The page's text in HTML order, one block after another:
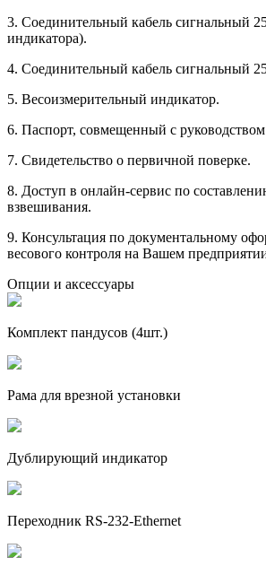
3. Соединительный кабель сигнальный
индикатора).
4. Соединительный кабель сигнальный
5. Весоизмерительный индикатор.
6. Паспорт, совмещенный с
7. Свидетельство о первичной поверке.
8. Доступ в онлайн-сервис по
взвешивания.
9. Консультация по документальному
весового контроля на Вашем
Опции и аксессуары
Комплект пандусов (4шт.)
Рама для врезной установки
Дублирующий индикатор
Переходник RS-232-Ethernet